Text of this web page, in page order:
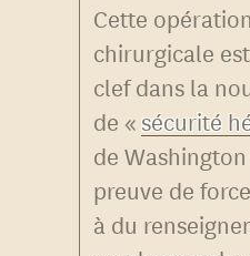
Cette
chirurgicale
clef dans la
de «sécurité
de
preuve de
à du